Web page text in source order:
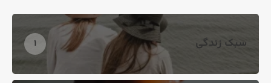
سبک زندگی 1